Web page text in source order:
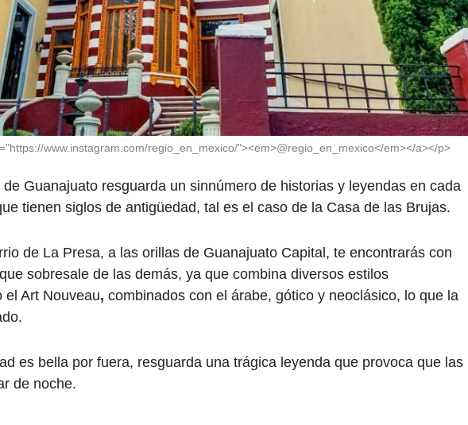
www.instagram.com/regio_en_mexico/"><em>@regio_en_mexico</em></a></p>
Guanajuato resguarda un sinnúmero de historias y leyendas en cada
tienen siglos de antigüedad, tal es el caso de la Casa de las Brujas.
de La Presa, a las orillas de Guanajuato Capital, te encontrarás con
sobresale de las demás, ya que combina diversos estilos
el Art Nouveau, combinados con el árabe, gótico y neoclásico, lo que la
es bella por fuera, resguarda una trágica leyenda que provoca que las
de noche.